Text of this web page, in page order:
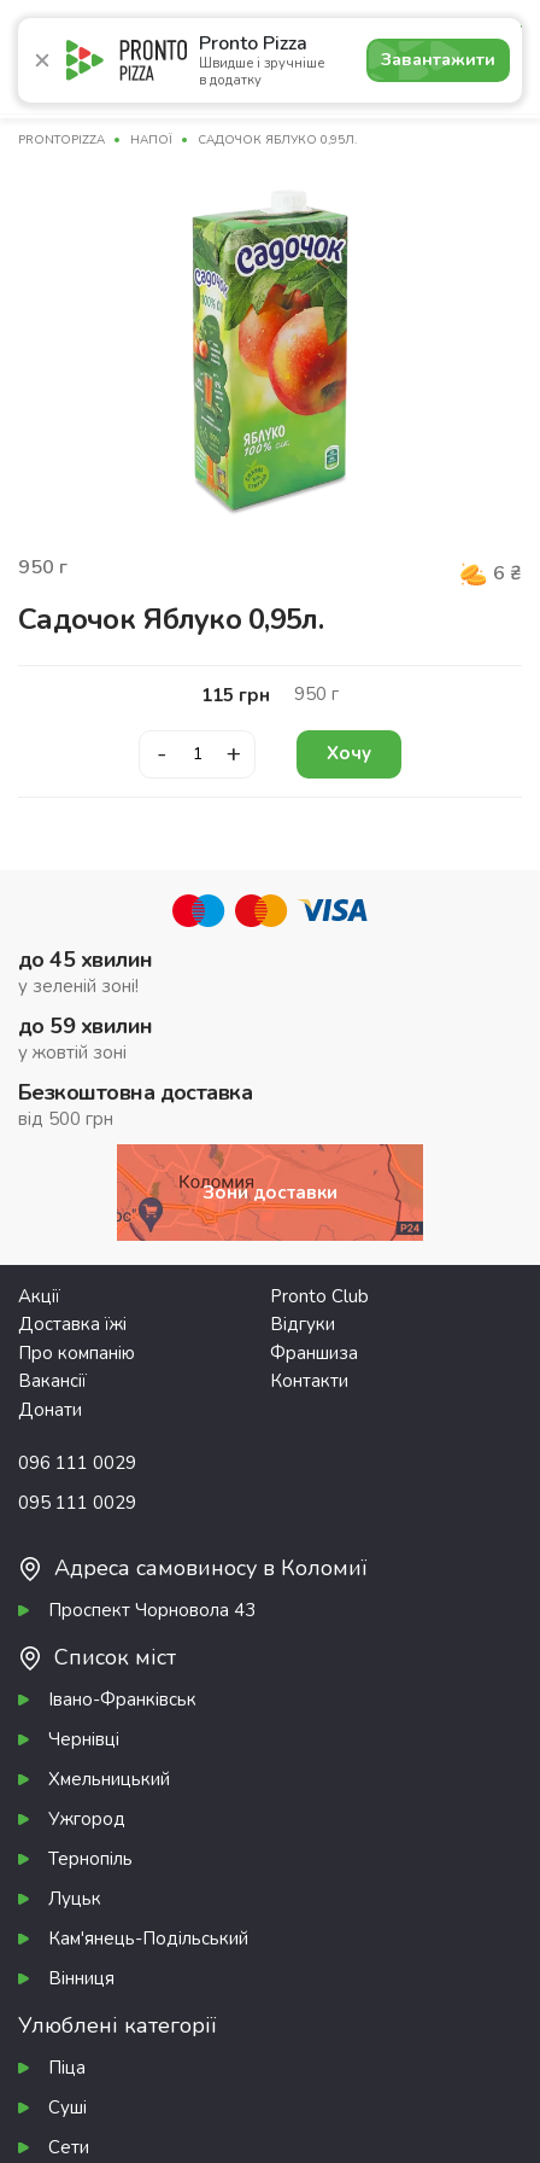
Pronto Pizza
Швидше і зручніше
в додатку
Завантажити
5.0
Акції Піца Суші Сети Напої Пасти
PRONTOPIZZA НАПОЇ САДОЧОК ЯБЛУКО 0,95Л.
950 г 6 ₴
Садочок Яблуко 0,95л.
115 грн 950 г
- + Хочу
до 45 хвилин
у зеленій зоні!
до 59 хвилин
у жовтій зоні
Безкоштовна доставка
від 500 грн
Зони доставки
Акції
Pronto Club
Доставка їжі
Відгуки
Про компанію
Франшиза
Вакансії
Контакти
Донати
096 111 0029
095 111 0029
Адреса самовиносу в Коломиї
Проспект Чорновола 43
Список міст
Івано-Франківськ
Чернівці
Хмельницький
Ужгород
Тернопіль
Луцьк
Кам'янець-Подільський
Вінниця
Улюблені категорії
Піца
Суші
Сети